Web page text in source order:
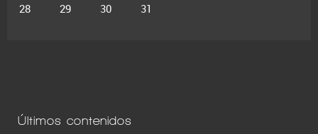
28
29 30 31
Últimos contenidos